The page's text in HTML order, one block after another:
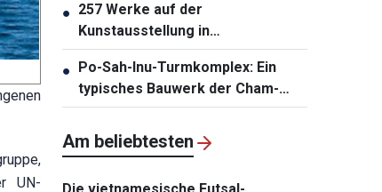
UN-
● 257 Werke auf der
Kunstausstellung in
Südzentralvietnam vorgestellt
● Po-Sah-Inu-Turmkomplex: Ein
typisches Bauwerk der Cham-
Architektur in der Provinz Lam
Dong
Am beliebtesten